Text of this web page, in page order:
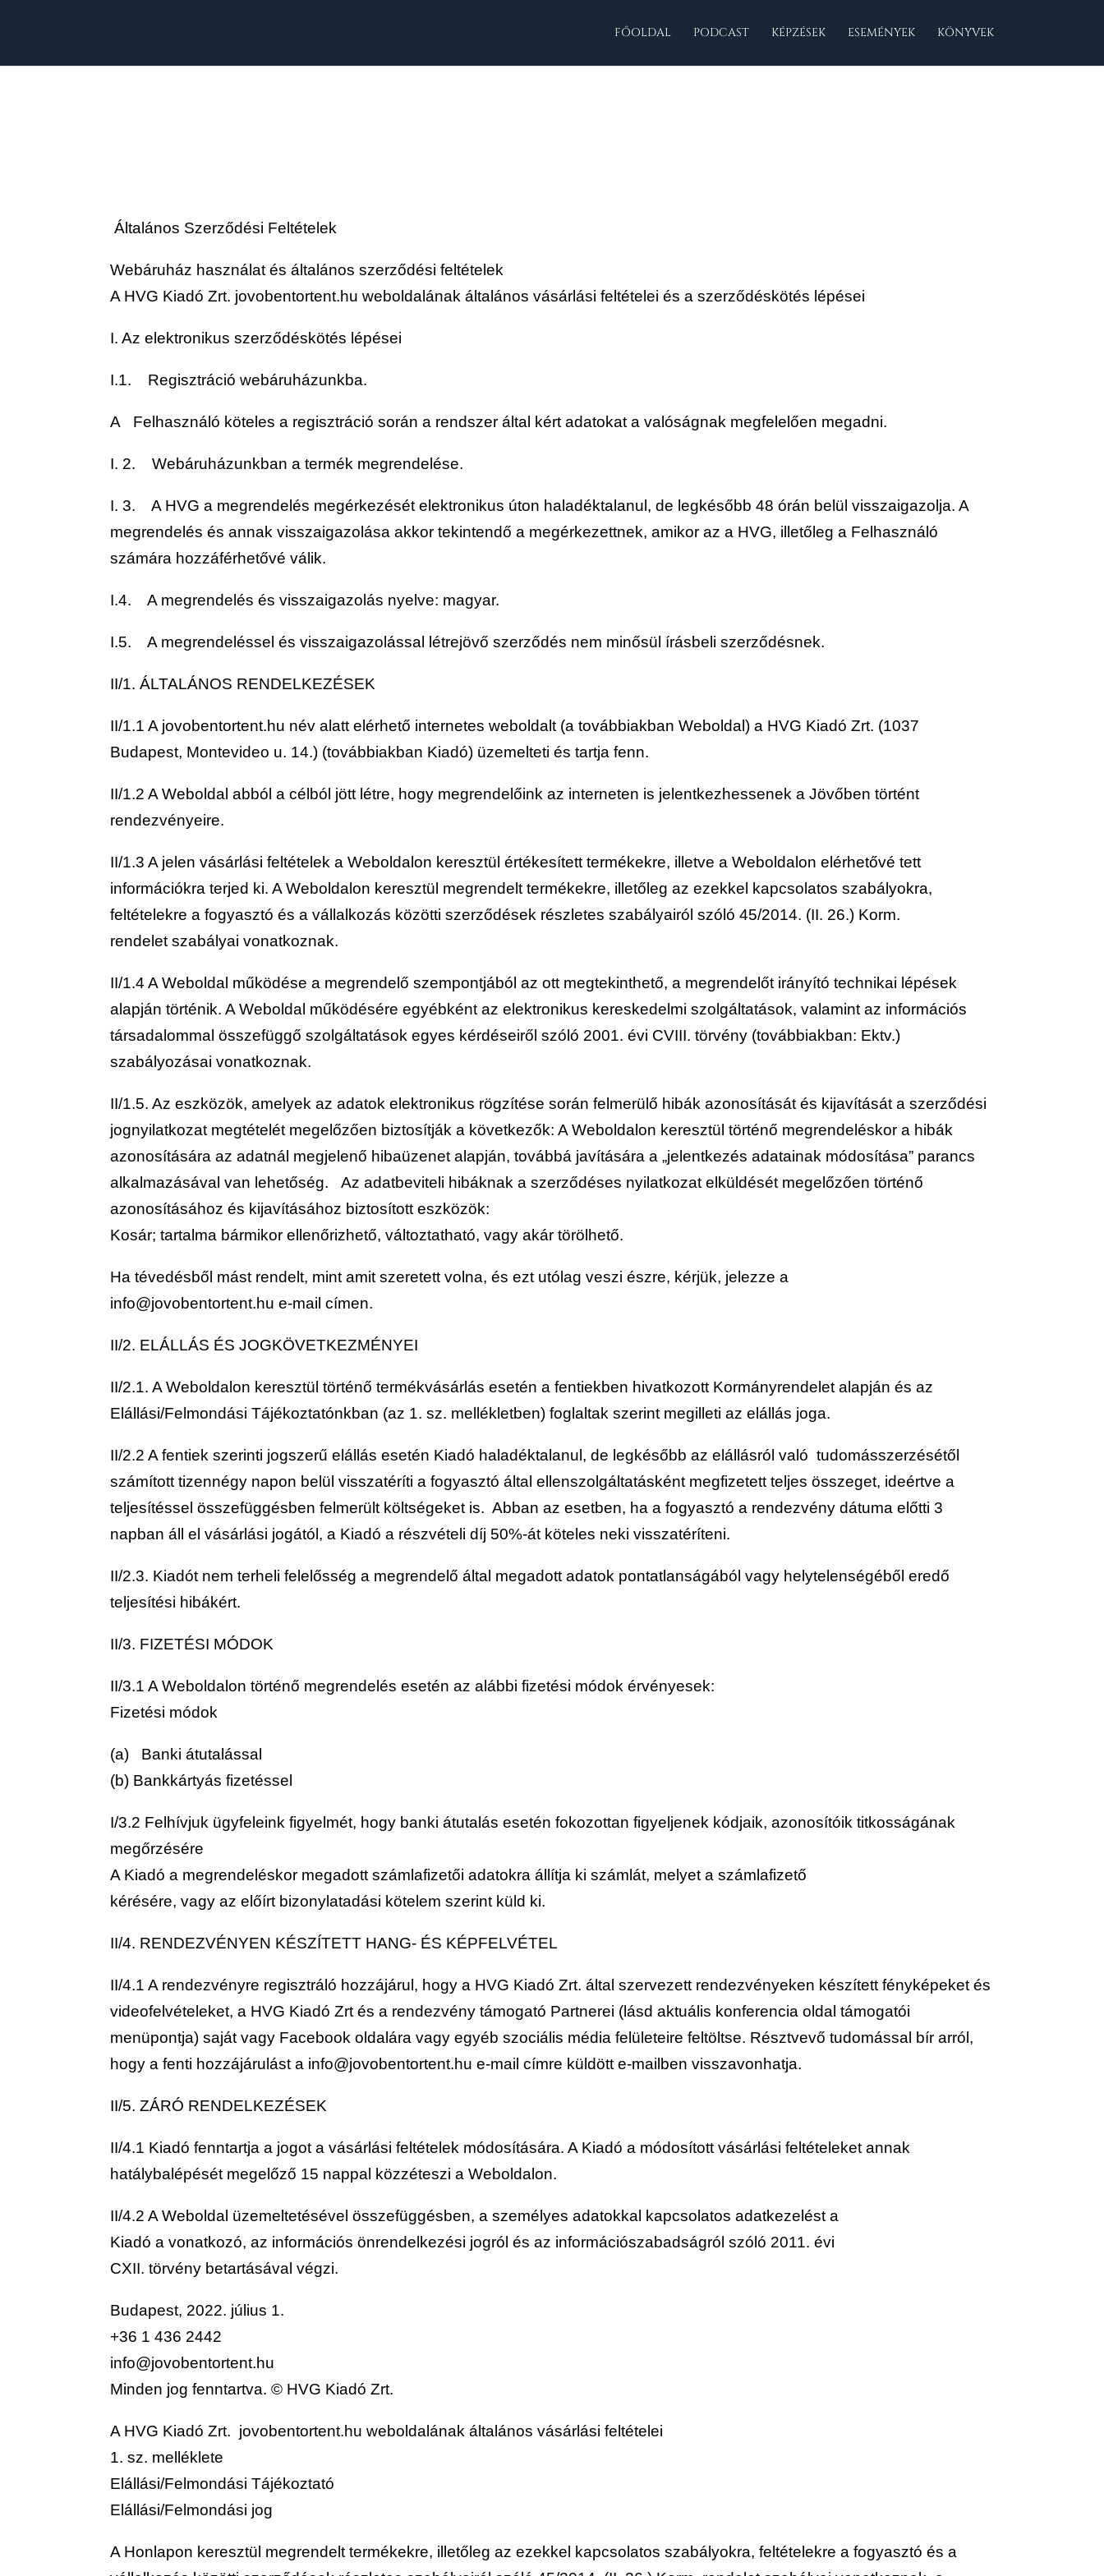
FŐOLDAL PODCAST KÉPZÉSEK ESEMÉNYEK KÖNYVEK
Általános Szerződési Feltételek
Webáruház használat és általános szerződési feltételek
A HVG Kiadó Zrt. jovobentortent.hu weboldalának általános vásárlási feltételei és a szerződéskötés lépései
I. Az elektronikus szerződéskötés lépései
I.1. Regisztráció webáruházunkba.
A Felhasználó köteles a regisztráció során a rendszer által kért adatokat a valóságnak megfelelően megadni.
I. 2. Webáruházunkban a termék megrendelése.
I. 3. A HVG a megrendelés megérkezését elektronikus úton haladéktalanul, de legkésőbb 48 órán belül visszaigazolja. A
megrendelés és annak visszaigazolása akkor tekintendő a megérkezettnek, amikor az a HVG, illetőleg a Felhasználó
számára hozzáférhetővé válik.
I.4. A megrendelés és visszaigazolás nyelve: magyar.
I.5. A megrendeléssel és visszaigazolással létrejövő szerződés nem minősül írásbeli szerződésnek.
II/1. ÁLTALÁNOS RENDELKEZÉSEK
II/1.1 A jovobentortent.hu név alatt elérhető internetes weboldalt (a továbbiakban Weboldal) a HVG Kiadó Zrt. (1037
Budapest, Montevideo u. 14.) (továbbiakban Kiadó) üzemelteti és tartja fenn.
II/1.2 A Weboldal abból a célból jött létre, hogy megrendelőink az interneten is jelentkezhessenek a Jövőben történt
rendezvényeire.
II/1.3 A jelen vásárlási feltételek a Weboldalon keresztül értékesített termékekre, illetve a Weboldalon elérhetővé tett
információkra terjed ki. A Weboldalon keresztül megrendelt termékekre, illetőleg az ezekkel kapcsolatos szabályokra,
feltételekre a fogyasztó és a vállalkozás közötti szerződések részletes szabályairól szóló 45/2014. (II. 26.) Korm.
rendelet szabályai vonatkoznak.
II/1.4 A Weboldal működése a megrendelő szempontjából az ott megtekinthető, a megrendelőt irányító technikai lépések
alapján történik. A Weboldal működésére egyébként az elektronikus kereskedelmi szolgáltatások, valamint az információs
társadalommal összefüggő szolgáltatások egyes kérdéseiről szóló 2001. évi CVIII. törvény (továbbiakban: Ektv.)
szabályozásai vonatkoznak.
II/1.5. Az eszközök, amelyek az adatok elektronikus rögzítése során felmerülő hibák azonosítását és kijavítását a szerződési
jognyilatkozat megtételét megelőzően biztosítják a következők: A Weboldalon keresztül történő megrendeléskor a hibák
azonosítására az adatnál megjelenő hibaüzenet alapján, továbbá javítására a „jelentkezés adatainak módosítása” parancs
alkalmazásával van lehetőség. Az adatbeviteli hibáknak a szerződéses nyilatkozat elküldését megelőzően történő
azonosításához és kijavításához biztosított eszközök:
Kosár; tartalma bármikor ellenőrizhető, változtatható, vagy akár törölhető.
Ha tévedésből mást rendelt, mint amit szeretett volna, és ezt utólag veszi észre, kérjük, jelezze a
info@jovobentortent.hu e-mail címen.
II/2. ELÁLLÁS ÉS JOGKÖVETKEZMÉNYEI
II/2.1. A Weboldalon keresztül történő termékvásárlás esetén a fentiekben hivatkozott Kormányrendelet alapján és az
Elállási/Felmondási Tájékoztatónkban (az 1. sz. mellékletben) foglaltak szerint megilleti az elállás joga.
II/2.2 A fentiek szerinti jogszerű elállás esetén Kiadó haladéktalanul, de legkésőbb az elállásról való tudomásszerzésétől
számított tizennégy napon belül visszatéríti a fogyasztó által ellenszolgáltatásként megfizetett teljes összeget, ideértve a
teljesítéssel összefüggésben felmerült költségeket is. Abban az esetben, ha a fogyasztó a rendezvény dátuma előtti 3
napban áll el vásárlási jogától, a Kiadó a részvételi díj 50%-át köteles neki visszatéríteni.
II/2.3. Kiadót nem terheli felelősség a megrendelő által megadott adatok pontatlanságából vagy helytelenségéből eredő
teljesítési hibákért.
II/3. FIZETÉSI MÓDOK
II/3.1 A Weboldalon történő megrendelés esetén az alábbi fizetési módok érvényesek:
Fizetési módok
(a) Banki átutalással
(b) Bankkártyás fizetéssel
I/3.2 Felhívjuk ügyfeleink figyelmét, hogy banki átutalás esetén fokozottan figyeljenek kódjaik, azonosítóik titkosságának
megőrzésére
A Kiadó a megrendeléskor megadott számlafizetői adatokra állítja ki számlát, melyet a számlafizető
kérésére, vagy az előírt bizonylatadási kötelem szerint küld ki.
II/4. RENDEZVÉNYEN KÉSZÍTETT HANG- ÉS KÉPFELVÉTEL
II/4.1 A rendezvényre regisztráló hozzájárul, hogy a HVG Kiadó Zrt. által szervezett rendezvényeken készített fényképeket és
videofelvételeket, a HVG Kiadó Zrt és a rendezvény támogató Partnerei (lásd aktuális konferencia oldal támogatói
menüpontja) saját vagy Facebook oldalára vagy egyéb szociális média felületeire feltöltse. Résztvevő tudomással bír arról,
hogy a fenti hozzájárulást a info@jovobentortent.hu e-mail címre küldött e-mailben visszavonhatja.
II/5. ZÁRÓ RENDELKEZÉSEK
II/4.1 Kiadó fenntartja a jogot a vásárlási feltételek módosítására. A Kiadó a módosított vásárlási feltételeket annak
hatálybalépését megelőző 15 nappal közzéteszi a Weboldalon.
II/4.2 A Weboldal üzemeltetésével összefüggésben, a személyes adatokkal kapcsolatos adatkezelést a
Kiadó a vonatkozó, az információs önrendelkezési jogról és az információszabadságról szóló 2011. évi
CXII. törvény betartásával végzi.
Budapest, 2022. július 1.
+36 1 436 2442
info@jovobentortent.hu
Minden jog fenntartva. © HVG Kiadó Zrt.
A HVG Kiadó Zrt. jovobentortent.hu weboldalának általános vásárlási feltételei
1. sz. melléklete
Elállási/Felmondási Tájékoztató
Elállási/Felmondási jog
A Honlapon keresztül megrendelt termékekre, illetőleg az ezekkel kapcsolatos szabályokra, feltételekre a fogyasztó és a